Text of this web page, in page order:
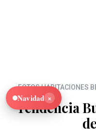
FOTOS HABITACIONES
Tendencia
Navidad ×